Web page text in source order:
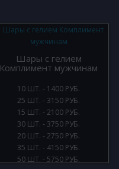
Шары с гелием
Комплимент мужчинам
10 ШТ. - 1400 РУБ.
15 ШТ. - 2100 РУБ.
20 ШТ. - 2750 РУБ.
25 ШТ. - 3150 РУБ.
30 ШТ. - 3750 РУБ.
35 ШТ. - 4150 РУБ.
50 ШТ. - 5750 РУБ.